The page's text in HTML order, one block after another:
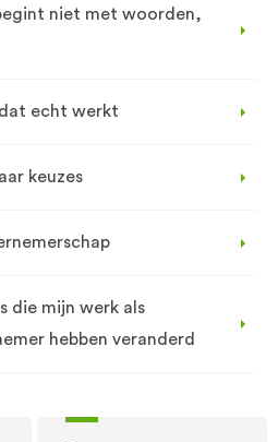
niet met woorden,
echt werkt
keuzes
die mijn werk als
hebben veranderd